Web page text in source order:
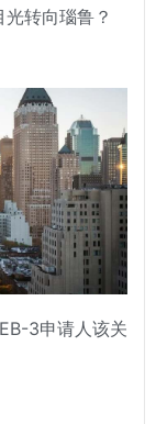
转向瑙鲁？
3申请人该关